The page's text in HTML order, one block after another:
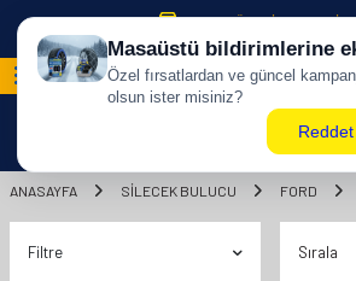
500 TL ÜZERİ KARGO
ANASAYFA SILECEK BULUCU FORD
Filtre